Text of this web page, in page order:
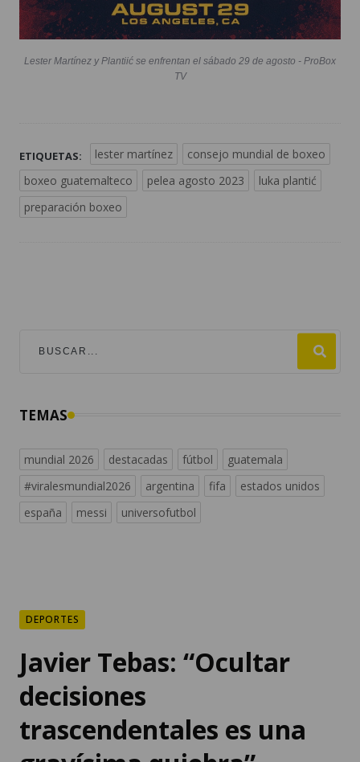
Lester Martínez y Plantiić se enfrentan el sábado 29 de agosto - ProBox
TV
ETIQUETAS: lester martínez
consejo mundial de boxeo
boxeo guatemalteco
pelea agosto 2023
luka plantić
preparación boxeo
TEMAS
mundial 2026 destacadas fútbol
guatemala
#viralesmundial2026
argentina fifa
estados unidos
españa
messi universofutbol
DEPORTES
Javier Tebas: “Ocultar
decisiones
trascendentales es una